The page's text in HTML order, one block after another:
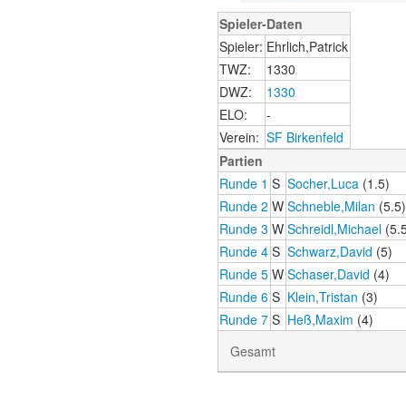
Spieler-Daten
Spieler: Ehrlich,Patrick
TWZ:
1330
DWZ:
1330
ELO:
-
Verein: SF Birkenfeld
Partien
Runde 1 S Socher,Luca (1.5)
Runde 2 W Schneble,Milan (5.5)
Runde 3 W Schreidl,Michael
Runde 4 S Schwarz,David (5)
Runde 5 W Schaser,David (4)
Runde 6 S Klein,Tristan (3)
Runde 7 S Heß,Maxim (4)
Gesamt